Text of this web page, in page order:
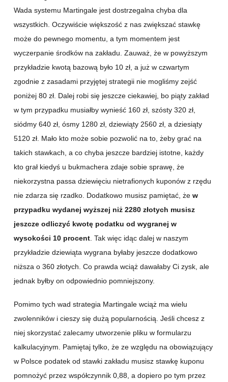
Wada systemu Martingale jest dostrzegalna chyba dla
wszystkich. Oczywiście większość z nas zwiększać stawkę
może do pewnego momentu, a tym momentem jest
wyczerpanie środków na zakładu. Zauważ, że w powyższym
przykładzie kwotą bazową było 10 zł, a już w czwartym
zgodnie z zasadami przyjętej strategii nie mogliśmy zejść
poniżej 80 zł. Dalej robi się jeszcze ciekawiej, bo piąty zakład
w tym przypadku musiałby wynieść 160 zł, szósty 320 zł,
siódmy 640 zł, ósmy 1280 zł, dziewiąty 2560 zł, a dziesiąty
5120 zł. Mało kto może sobie pozwolić na to, żeby grać na
takich stawkach, a co chyba jeszcze bardziej istotne, każdy
kto grał kiedyś u bukmachera zdaje sobie sprawę, że
niekorzystna passa dziewięciu nietrafionych kuponów z rzędu
nie zdarza się rzadko. Dodatkowo musisz pamiętać, że w
przypadku wydanej wyższej niż 2280 złotych musisz
jeszcze odliczyć kwotę podatku od wygranej w
wysokości 10 procent . Tak więc idąc dalej w naszym
przykładzie dziewiąta wygrana byłaby jeszcze dodatkowo
niższa o 360 złotych. Co prawda wciąż dawałaby Ci zysk, ale
jednak byłby on odpowiednio pomniejszony.
Pomimo tych wad strategia Martingale wciąż ma wielu
zwolenników i cieszy się dużą popularnością. Jeśli chcesz z
niej skorzystać zalecamy utworzenie pliku w formularzu
kalkulacyjnym. Pamiętaj tylko, że ze względu na obowiązujący
w Polsce podatek od stawki zakładu musisz stawkę kuponu
pomnożyć przez współczynnik 0,88, a dopiero po tym przez